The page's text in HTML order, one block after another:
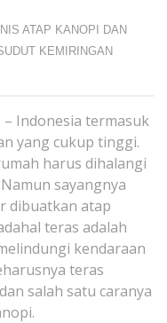
ATAP KANOPI DAN
KEMIRINGAN
– Indonesia termasuk
yang cukup tinggi.
harus dihalangi
sayangnya
dibuatkan atap
teras adalah
kendaraan
teras
salah satu caranya